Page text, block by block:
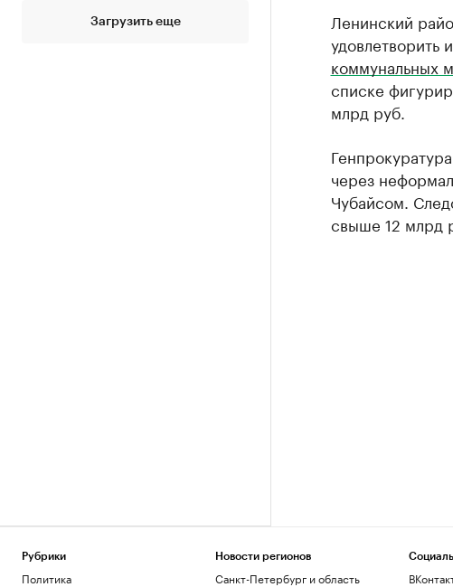
Загрузить еще
Ленинский
удовлетворить
коммунальных
списке
млрд руб.
через
Чубайсом.
свыше 12 млрд
Рубрики
Политика
Новости регионов
Санкт-Петербург и область